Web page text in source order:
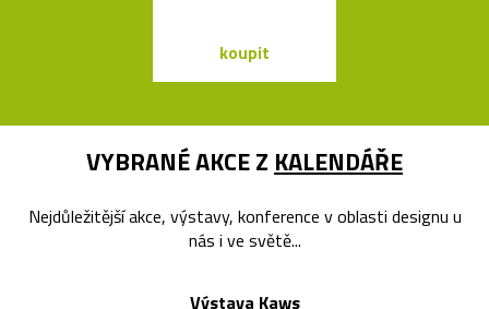
koupit
VYBRANÉ AKCE Z KALENDÁŘE
Nejdůležitější akce, výstavy, konference v oblasti designu u
nás i ve světě...
Výstava Kaws